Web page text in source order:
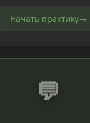
Начать практику→
💬